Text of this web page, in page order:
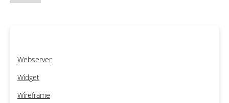
Webserver
Widget
Wireframe